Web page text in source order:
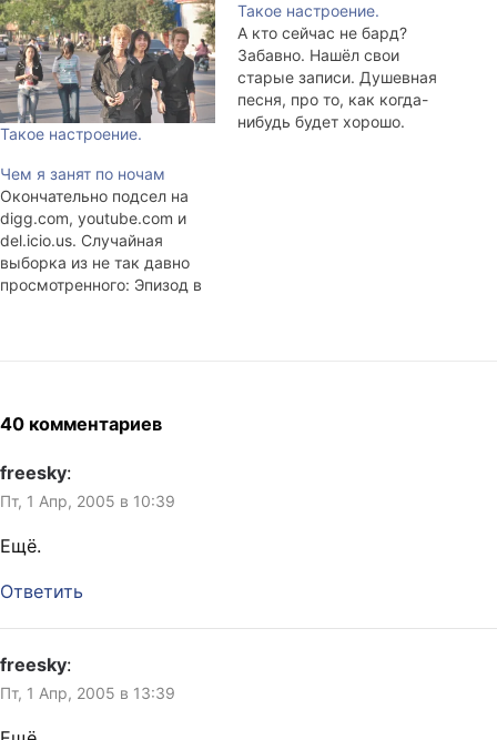
Такое настроение.
Такое настроение.
А кто сейчас не бард?
Забавно. Нашёл свои
старые записи. Душевная
песня, про то, как когда-
нибудь будет хорошо.
Чем я занят по ночам
Окончательно подсел на
digg.com, youtube.com и
del.icio.us. Случайная
выборка из не так давно
просмотренного: Эпизод в
Клип относительно новой
суперхпопулярной группы
Sugarcult Новость дня! 50
smuggled orang-utans flown
out of kick-boxing theme
40 комментариев
freesky:
Пт, 1 Апр, 2005 в 10:39
Ещё.
Ответить
freesky:
Пт, 1 Апр, 2005 в 13:39